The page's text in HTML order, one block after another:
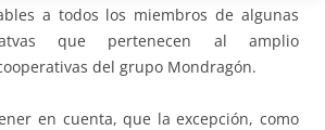
a todos los miembros de algunas
que pertenecen al amplio
del grupo Mondragón.
en cuenta, que la excepción, como